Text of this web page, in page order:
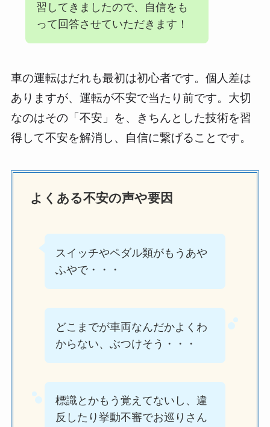
習してきましたので、自信をも
って回答させていただきます！
車の運転はだれも最初は初心者です。個人差は
ありますが、運転が不安で当たり前です。大切
なのはその「不安」を、きちんとした技術を習
得して不安を解消し、自信に繋げることです。
よくある不安の声や要因
スイッチやペダル類がもうあや
ふやで・・・
どこまでが車両なんだかよくわ
からない、ぶつけそう・・・
標識とかもう覚えてないし、違
反したり挙動不審でお巡りさん